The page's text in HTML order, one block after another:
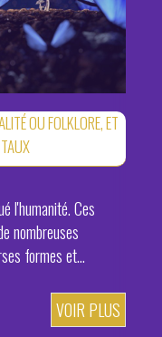
OU FOLKLORE, ET
l'humanité. Ces
nombreuses
formes et
VOIR PLUS